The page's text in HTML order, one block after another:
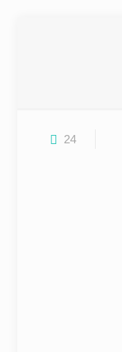
24